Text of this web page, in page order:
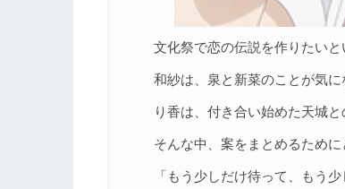
文化祭で恋の伝説を作りたいと
和紗は、泉と新菜のことが気に
り香は、付き合い始めた天城
そんな中、案をまとめるため
「もう少しだけ待って、もう